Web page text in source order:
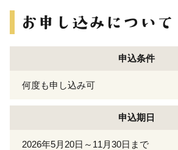
申込条件
何度も申し込み可
申込期日
2026年5月20日～11月30日まで